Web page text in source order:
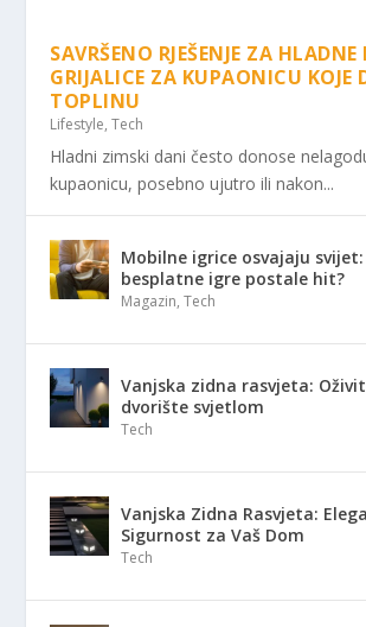
SAVRŠENO RJEŠENJE ZA HLADNE
GRIJALICE ZA KUPAONICU KOJE
TOPLINU
Lifestyle,Tech
Hladni zimski dani često donose
kupaonicu, posebno ujutro ili nakon...
Mobilne igrice osvajaju svijet:
besplatne igre postale hit?
Magazin,Tech
Vanjska zidna rasvjeta:
dvorište svjetlom
Tech
Vanjska Zidna Rasvjeta:
Sigurnost za Vaš Dom
Tech